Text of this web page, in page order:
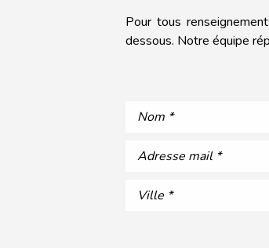
Pour tous
dessous. Notre équipe